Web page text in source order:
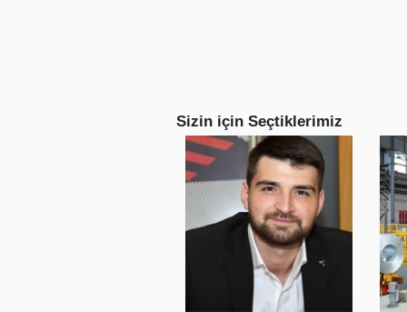
Sizin için Seçtiklerimiz